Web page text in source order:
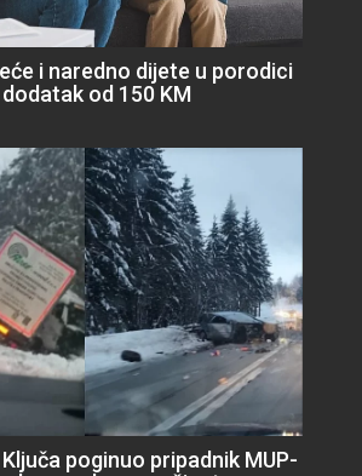
i naredno dijete u porodici
od 150 KM
poginuo pripadnik MUP-